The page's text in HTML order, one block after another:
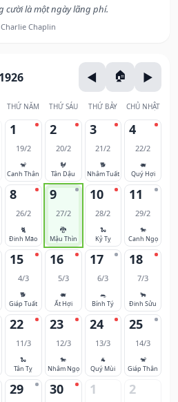
cười là một ngày lãng phí.
Chaplin
THỨ NĂM THỨ SÁU THỨ BẢY CHỦ NHẬT
1
19/2
🐒
Canh Thân
2
20/2
🐓
Tân Dậu
3
21/2
🐕
Nhâm Tuất
4
22/2
🐖
Quý Hợi
8
26/2
🐈
Đinh Mão
9
27/2
🐉
Mậu Thìn
10
28/2
🐍
Kỷ Tỵ
11
29/2
🐎
Canh Ngọ
15
4/3
🐕
Giáp Tuất
16
5/3
🐖
Ất Hợi
17
6/3
🐀
Bính Tý
18
7/3
🐂
Đinh Sửu
22
11/3
🐍
Tân Tỵ
23
12/3
🐎
Nhâm Ngọ
24
13/3
🐐
Quý Mùi
25
14/3
🐒
Giáp Thân
29 30 1 2